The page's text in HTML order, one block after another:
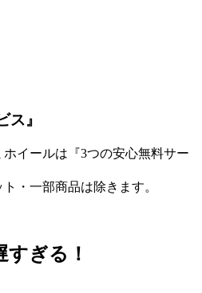
ス』
イールは『3つの安心無料サー
・一部商品は除きます。
ぎる！